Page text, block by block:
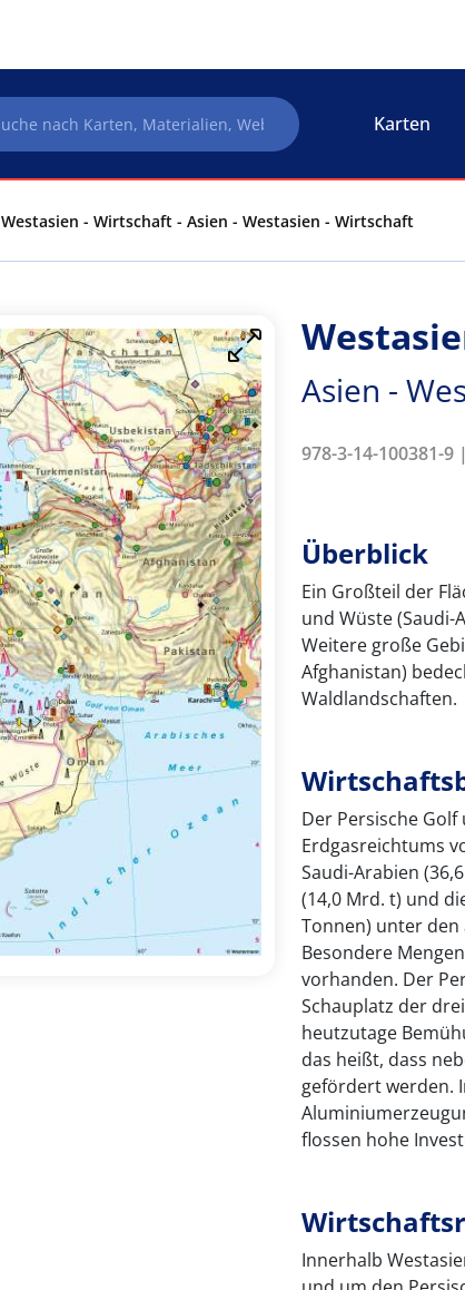
Karten
Westasien - Wirtschaft - Asien - Westasien - Wirtschaft
Asien -
978-3-14-100381-
Überblick
Ein Großteil der
und Wüste (Saudi-
Weitere große
Afghanistan)
Waldlandschaften.
Der Persische
Erdgasreichtums
Saudi-Arabien
(14,0 Mrd. t) und
Tonnen) unter
Besondere
vorhanden. Der
Schauplatz der
heutzutage
das heißt, dass
gefördert werden.
flossen hohe
Innerhalb